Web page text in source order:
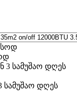
სამუშაო დღეს